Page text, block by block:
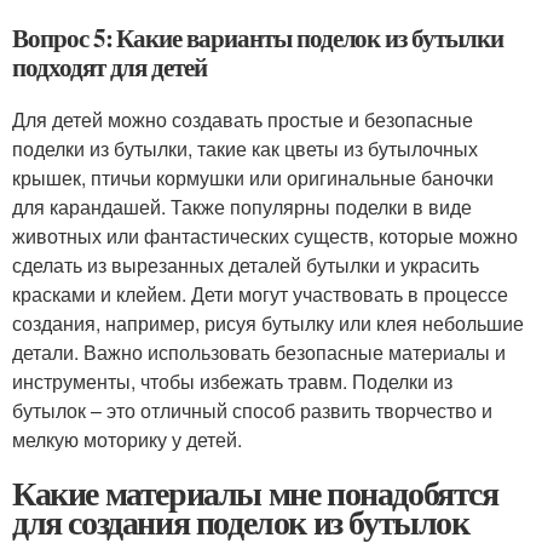
Вопрос 5: Какие варианты поделок из бутылки
подходят для детей
Для детей можно создавать простые и безопасные
поделки из бутылки, такие как цветы из бутылочных
крышек, птичьи кормушки или оригинальные баночки
для карандашей. Также популярны поделки в виде
животных или фантастических существ, которые можно
сделать из вырезанных деталей бутылки и украсить
красками и клейем. Дети могут участвовать в процессе
создания, например, рисуя бутылку или клея небольшие
детали. Важно использовать безопасные материалы и
инструменты, чтобы избежать травм. Поделки из
бутылок – это отличный способ развить творчество и
мелкую моторику у детей.
Какие материалы мне понадобятся
для создания поделок из бутылок